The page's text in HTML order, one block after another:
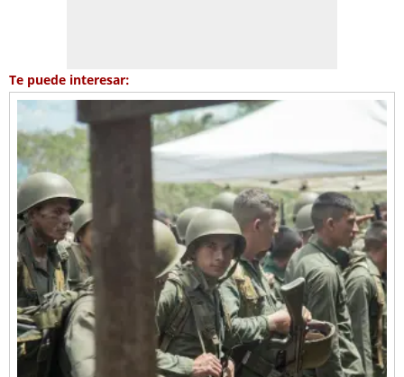
Te puede interesar: